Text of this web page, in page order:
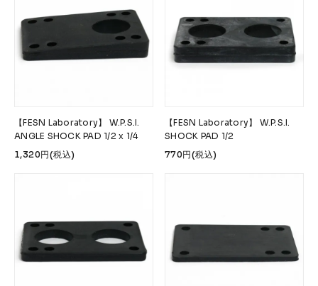
【FESN Laboratory】 W.P.S.I.
ANGLE SHOCK PAD 1/2 x 1/4
1,320円(税込)
【FESN Laboratory】 W.P.S.I.
SHOCK PAD 1/2
770円(税込)